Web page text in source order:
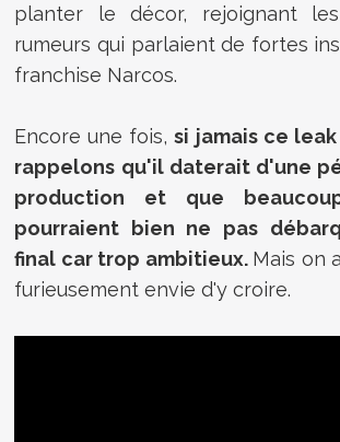
planter le décor, rejoignant
rumeurs qui parlaient de fortes
franchise Narcos.
Encore une fois,si jamais ce
rappelons qu'il daterait d'une
production et que
pourraient bien ne pas
final car trop ambitieux. Mais on
furieusement envie d'y croire.